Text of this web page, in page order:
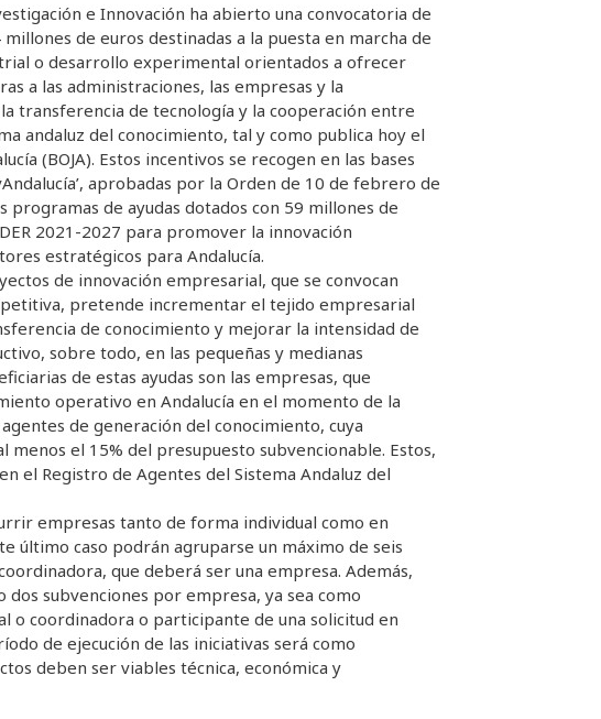
e Innovación ha abierto una convocatoria de
de euros destinadas a la puesta en marcha de
o desarrollo experimental orientados a ofrecer
a las administraciones, las empresas y la
transferencia de tecnología y la cooperación entre
andaluz del conocimiento, tal y como publica hoy el
(BOJA). Estos incentivos se recogen en las bases
aprobadas por la Orden de 10 de febrero de
programas de ayudas dotados con 59 millones de
2021-2027 para promover la innovación
estratégicos para Andalucía.
de innovación empresarial, que se convocan
pretende incrementar el tejido empresarial
de conocimiento y mejorar la intensidad de
sobre todo, en las pequeñas y medianas
de estas ayudas son las empresas, que
operativo en Andalucía en el momento de la
de generación del conocimiento, cuya
el 15% del presupuesto subvencionable. Estos,
el Registro de Agentes del Sistema Andaluz del
empresas tanto de forma individual como en
último caso podrán agruparse un máximo de seis
que deberá ser una empresa. Además,
dos subvenciones por empresa, ya sea como
o coordinadora o participante de una solicitud en
de ejecución de las iniciativas será como
deben ser viables técnica, económica y